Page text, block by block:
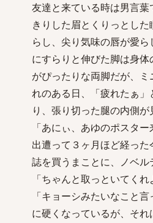
友達と来ている時は男言
きりした眉とくりっとし
らし、尖り気味の唇が愛
にすらりと伸びた脚は身
がぴったりな両脚だが、
れのある日、「疲れたぁ
り、張り切った腿の内側
「あにぃ、あゆのポスタ
出遭って３ヶ月ほど経っ
誌を買うまことに、ノベル
「ちゃんと取っといてく
「キョーシみたいなこと
に硬くなっているが、そ